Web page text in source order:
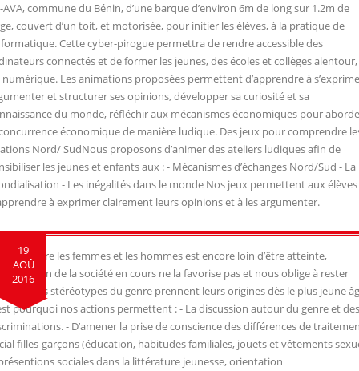
AVA, commune du Bénin, d’une barque d’environ 6m de long sur 1.2m de
couvert d’un toit, et motorisée, pour initier les élèves, à la pratique de
Cette cyber-pirogue permettra de rendre accessible des
connectés et de former les jeunes, des écoles et collèges alentour,
numérique. Les animations proposées permettent d’apprendre à
et structurer ses opinions, développer sa curiosité et sa
du monde, réfléchir aux mécanismes économiques pour
économique de manière ludique. Des jeux pour comprendre
Nord/ SudNous proposons d’animer des ateliers ludiques afin de
les jeunes et enfants aux : - Mécanismes d’échanges Nord/Sud - La
- Les inégalités dans le monde Nos jeux permettent aux élèves
à exprimer clairement leurs opinions et à les argumenter.
19
AOÛ
2016
entre les femmes et les hommes est encore loin d’être atteinte,
de la société en cours ne la favorise pas et nous oblige à rester
Les stéréotypes du genre prennent leurs origines dès le plus jeune
pourquoi nos actions permettent : - La discussion autour du genre et des
- D’amener la prise de conscience des différences de
filles-garçons (éducation, habitudes familiales, jouets et vêtements
sociales dans la littérature jeunesse, orientation